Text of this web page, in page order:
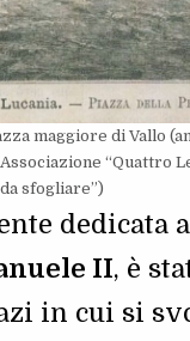
maggiore di Vallo
“Quattro
sfogliare”)
dedicata
II, è
in cui si